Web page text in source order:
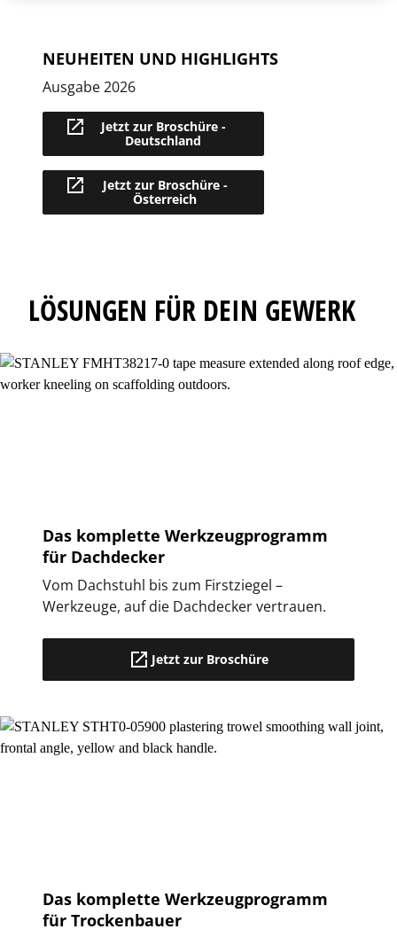
NEUHEITEN UND HIGHLIGHTS
Ausgabe 2026
Jetzt zur Broschüre -
Deutschland
Jetzt zur Broschüre -
Österreich
LÖSUNGEN FÜR DEIN GEWERK
Das komplette Werkzeugprogramm
für Dachdecker
Vom Dachstuhl bis zum Firstziegel –
Werkzeuge, auf die Dachdecker vertrauen.
Jetzt zur Broschüre
Das komplette Werkzeugprogramm
für Trockenbauer